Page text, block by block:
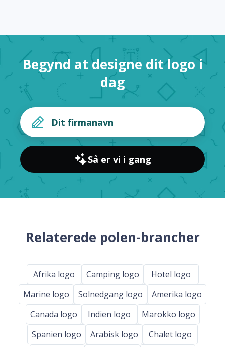
Begynd at designe dit logo i
dag
Så er vi i gang
Relaterede polen-brancher
Afrika logo Camping logo
Hotel logo
Marine logo
Solnedgang logo
Amerika logo
Canada logo
Indien logo
Marokko logo
Spanien logo
Arabisk logo Chalet logo